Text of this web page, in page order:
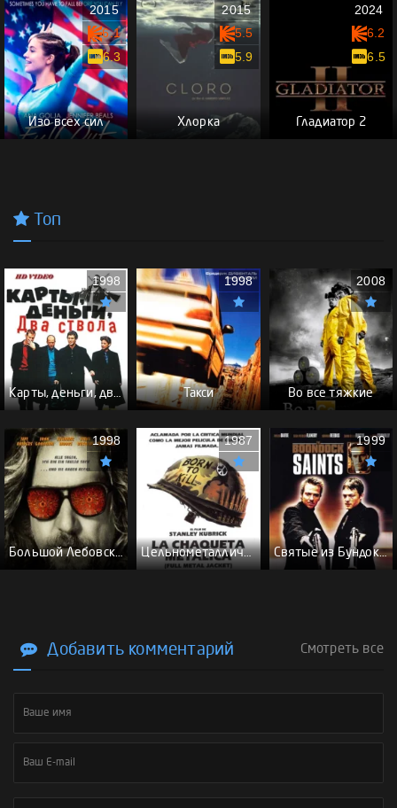
Изо всех сил
2015
6.1
6.3
Хлорка
2015
5.5
5.9
Гладиатор 2
2024
6.2
6.5
Топ
Карты, деньги, два ствола - (Перевод Гоблина)
1998
Такси
1998
Во все тяжкие
2008
Большой Лебовски - (Перевод Гоблина)
1998
Цельнометаллическая оболочка - (Перевод Гоблина)
1987
Святые из Бундока \ Святые из трущоб - (Перевод Гоблина)
1999
Добавить комментарий Смотреть все